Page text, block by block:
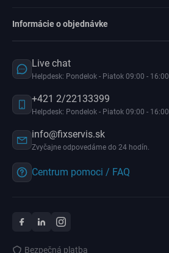
Informácie o objednávke
Live chat
Helpdesk: Pondelok - Piatok 09:00 - 16:00
+421 2/22133399
Helpdesk: Pondelok - Piatok 09:00 - 16:00
info@fixservis.sk
Zvyčajne odpovedáme do 24 hodín.
Centrum pomoci / FAQ
Bezpečná platba